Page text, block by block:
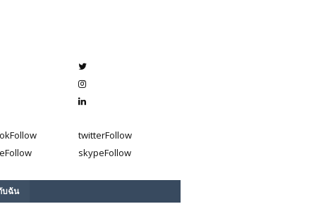
Follow twitterFollow
Follow skypeFollow
บฉัน